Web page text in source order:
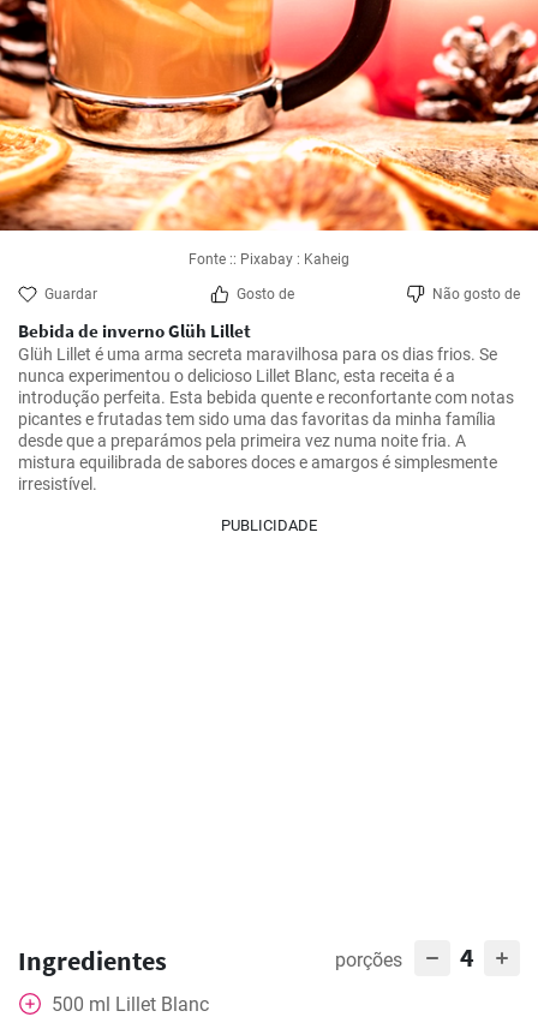
Fonte :: Pixabay : Kaheig
Guardar Gosto de Não gosto de
Bebida de inverno Glüh Lillet
Glüh Lillet é uma arma secreta maravilhosa para os dias frios. Se
nunca experimentou o delicioso Lillet Blanc, esta receita é a
introdução perfeita. Esta bebida quente e reconfortante com notas
picantes e frutadas tem sido uma das favoritas da minha família
desde que a preparámos pela primeira vez numa noite fria. A
mistura equilibrada de sabores doces e amargos é simplesmente
irresistível.
PUBLICIDADE
Ingredientes porções 4
500 ml Lillet Blanc